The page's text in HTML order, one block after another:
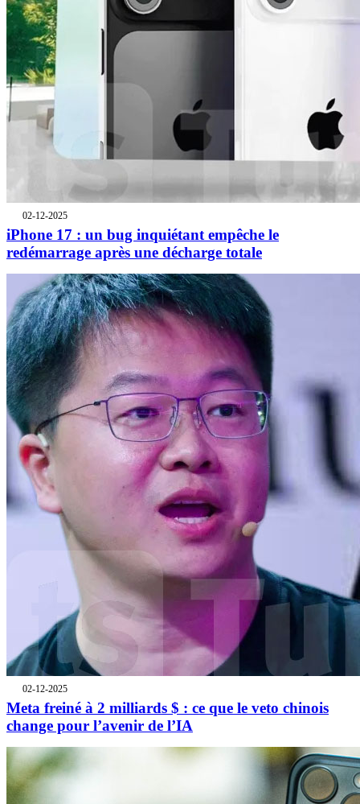
02-12-2025
iPhone 17 : un bug inquiétant empêche le
redémarrage après une décharge totale
02-12-2025
Meta freiné à 2 milliards $ : ce que le veto chinois
change pour l’avenir de l’IA